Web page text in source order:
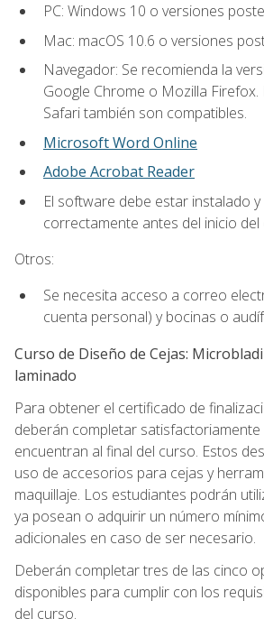
PC: Windows 10 o versiones
Mac: macOS 10.6 o versiones
Navegador: Se recomienda la
Google Chrome o Mozilla
Safari también son compatibles.
Microsoft Word Online
Adobe Acrobat Reader
El software debe estar instalado
correctamente antes del inicio del
Otros:
Se necesita acceso a correo
cuenta personal) y bocinas o
Curso de Diseño de Cejas:
laminado
Para obtener el certificado de
deberán completar
encuentran al final del curso. Estos
uso de accesorios para cejas y
maquillaje. Los estudiantes podrán
ya posean o adquirir un número
adicionales en caso de ser necesario.
Deberán completar tres de las cinco
disponibles para cumplir con los
del curso.